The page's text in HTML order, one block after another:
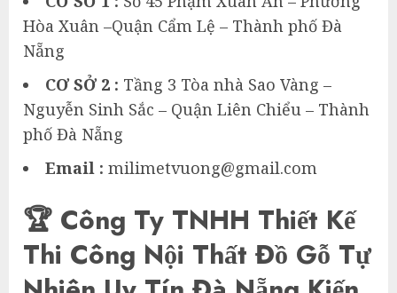
Hòa Xuân –Quận Cẩm Lệ – Thành phố Đà
Nẵng
CƠ SỞ 2 : Tầng 3 Tòa nhà Sao Vàng –
Nguyễn Sinh Sắc – Quận Liên Chiểu – Thành
phố Đà Nẵng
Email : milimetvuong@gmail.com
🏆 Công Ty TNHH Thiết Kế
Thi Công Nội Thất Đồ Gỗ Tự